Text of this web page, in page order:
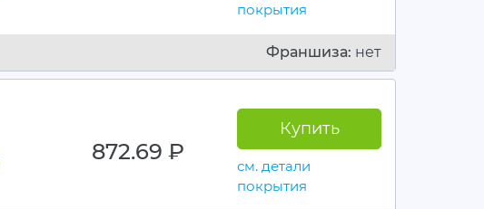
покрытия
Франшиза: нет
872.69 руб.
Купить
см. детали
покрытия